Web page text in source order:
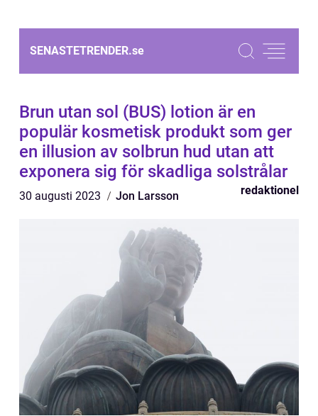
SENASTETRENDER.se
Brun utan sol (BUS) lotion är en
populär kosmetisk produkt som ger
en illusion av solbrun hud utan att
exponera sig för skadliga solstrålar
30 augusti 2023 Jon Larsson redaktionel